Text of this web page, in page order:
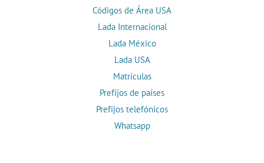
Códigos de Área USA
Lada Internacional
Lada México
Lada USA
Matrículas
Prefijos de países
Prefijos telefónicos
Whatsapp